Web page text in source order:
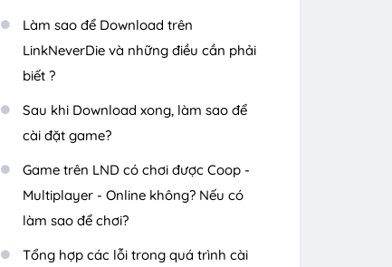
Làm sao để Download trên
LinkNeverDie và những điều cần phải
biết ?
Sau khi Download xong, làm sao để
cài đặt game?
Game trên LND có chơi được Coop -
Multiplayer - Online không? Nếu có
làm sao để chơi?
Tổng hợp các lỗi trong quá trình cài